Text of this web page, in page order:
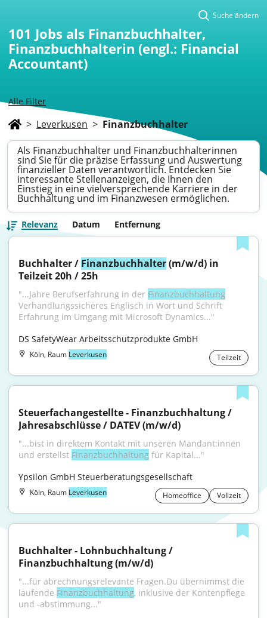
Alle Filter
Suche ändern
101 Jobs als Finanzbuchhalter,
Finanzbuchhalterin (engl.: Financial
Accountant)
> Leverkusen > Finanzbuchhalter
Als Finanzbuchhalter und Finanzbuchhalterinnen
sind Sie für die präzise Erfassung und Auswertung
finanzieller Daten verantwortlich. Entdecken Sie
interessante Stellenanzeigen, die Ihnen den
Einstieg in eine vielversprechende Karriere in der
Buchhaltung und im Finanzwesen ermöglichen.
Relevanz Datum Entfernung
Buchhalter / Finanzbuchhalter (m/w/d) in
Teilzeit 20h / 25h
"...Jahre Berufserfahrung in der Finanzbuchhaltung
Verhandlungssicheres Englisch in Wort und Schrift
Erfahrung im Umgang mit Microsoft Dynamics..."
DS SafetyWear Arbeitsschutzprodukte GmbH
Köln, Raum Leverkusen Teilzeit
Steuerfachangestellte - Finanzbuchhaltung /
Jahresabschlüsse / DATEV (m/w/d)
"...bist in direktem Kontakt mit unseren Mandant:innen
und erstellst Finanzbuchhaltung für Kapital..."
Ypsilon GmbH Steuerberatungsgesellschaft
Köln, Raum Leverkusen Homeoffice Vollzeit
Buchhalter - Lohnbuchhaltung /
Finanzbuchhaltung (m/w/d)
"...für abrechnungsrelevante Fragen.Du übernimmst die
laufende Finanzbuchhaltung, inklusive der Kontenpflege
und -abstimmung..."